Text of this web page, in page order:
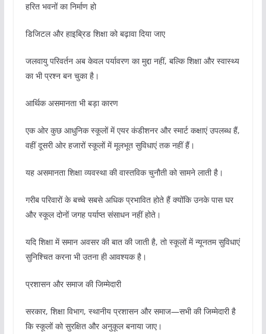
हरित भवनों का निर्माण हो
डिजिटल और हाइब्रिड शिक्षा को बढ़ावा दिया जाए
जलवायु परिवर्तन अब केवल पर्यावरण का मुद्दा नहीं, बल्कि शिक्षा और स्वास्थ्य
का भी प्रश्न बन चुका है।
आर्थिक असमानता भी बड़ा कारण
एक ओर कुछ आधुनिक स्कूलों में एयर कंडीशनर और स्मार्ट कक्षाएं उपलब्ध हैं,
वहीं दूसरी ओर हजारों स्कूलों में मूलभूत सुविधाएं तक नहीं हैं।
यह असमानता शिक्षा व्यवस्था की वास्तविक चुनौती को सामने लाती है।
गरीब परिवारों के बच्चे सबसे अधिक प्रभावित होते हैं क्योंकि उनके पास घर
और स्कूल दोनों जगह पर्याप्त संसाधन नहीं होते।
यदि शिक्षा में समान अवसर की बात की जाती है, तो स्कूलों में न्यूनतम सुविधाएं
सुनिश्चित करना भी उतना ही आवश्यक है।
प्रशासन और समाज की जिम्मेदारी
सरकार, शिक्षा विभाग, स्थानीय प्रशासन और समाज—सभी की जिम्मेदारी है
कि स्कूलों को सुरक्षित और अनुकूल बनाया जाए।